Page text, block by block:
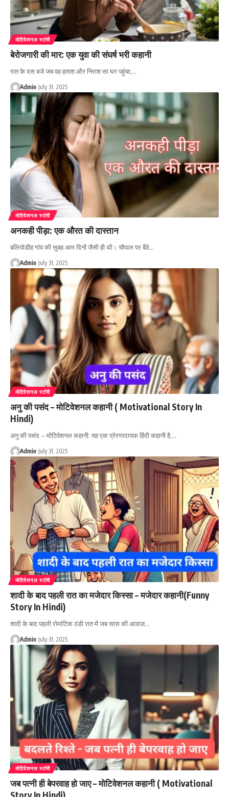
मोटिवेशनल स्टोरी
बेरोजगारी की मार: एक युवा की संघर्ष भरी कहानी
रात के दस बजे जब वह हताश और निराश सा घर पहुंचा,…
Admin July 31, 2025
मोटिवेशनल स्टोरी
अनकही पीड़ा: एक औरत की दास्तान
बलियोडीह गांव की सुबह आम दिनों जैसी ही थी। चौपाल पर बैठे…
Admin July 31, 2025
मोटिवेशनल स्टोरी
अनु की पसंद – मोटिवेशनल कहानी ( Motivational Story In
Hindi)
अनु की पसंद – मोटिवेशनल कहानी: यह एक प्रेरणादायक हिंदी कहानी है,…
Admin July 31, 2025
मोटिवेशनल स्टोरी
शादी के बाद पहली रात का मजेदार किस्सा – मजेदार कहानी(Funny
Story In Hindi)
शादी के बाद पहली रोमांटिक ठंडी रात में जब सास की आवाज़…
Admin July 31, 2025
मोटिवेशनल स्टोरी
जब पत्नी ही बेपरवाह हो जाए – मोटिवेशनल कहानी ( Motivational